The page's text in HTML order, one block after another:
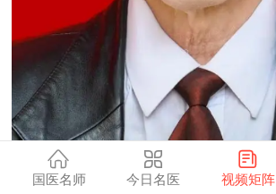
国医名师 今日名医 视频矩阵